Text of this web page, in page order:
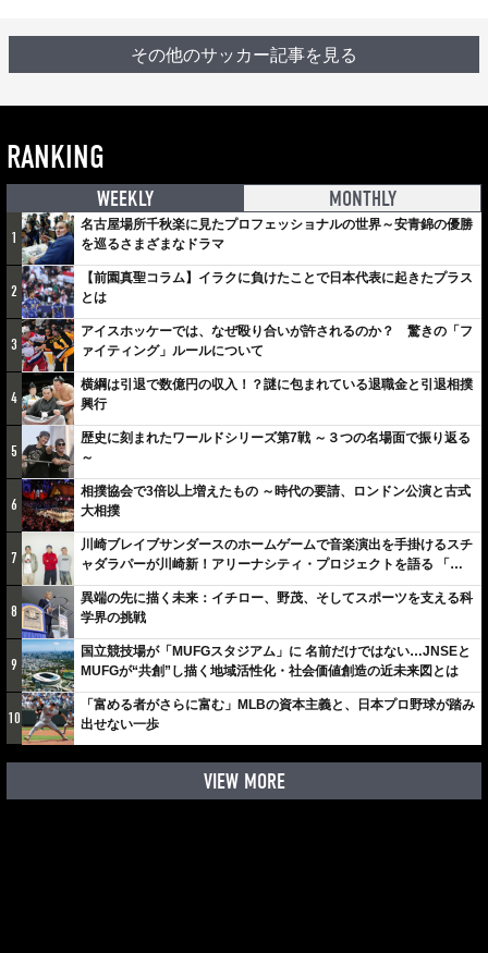
その他のサッカー記事を見る
RANKING
WEEKLY MONTHLY
1
名古屋場所千秋楽に見たプロフェッショナルの世界～安青錦の優勝
を巡るさまざまなドラマ
2
【前園真聖コラム】イラクに負けたことで日本代表に起きたプラス
とは
3
アイスホッケーでは、なぜ殴り合いが許されるのか？ 驚きの「フ
ァイティング」ルールについて
4
横綱は引退で数億円の収入！？謎に包まれている退職金と引退相撲
興行
5
歴史に刻まれたワールドシリーズ第7戦 ～３つの名場面で振り返る
～
6
相撲協会で3倍以上増えたもの ～時代の要請、ロンドン公演と古式
大相撲
7
川崎ブレイブサンダースのホームゲームで音楽演出を手掛けるスチ
ャダラパーが川崎新！アリーナシティ・プロジェクトを語る 「楽
しみでしかないでしょ。川崎は、ずっと成長曲線だから」
8
異端の先に描く未来：イチロー、野茂、そしてスポーツを支える科
学界の挑戦
9
国立競技場が「MUFGスタジアム」に 名前だけではない…JNSEと
MUFGが“共創”し描く地域活性化・社会価値創造の近未来図とは
10
「富める者がさらに富む」MLBの資本主義と、日本プロ野球が踏み
出せない一歩
VIEW MORE